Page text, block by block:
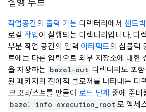
실행 루트
작업공간의 출력 기본 디렉터리에서 샌드
로컬 작업이 실행되는 디렉터리입니다. 디
부분 작업 공간의 입력 아티팩트의 심볼릭
트에는 다른 입력으로 외부 저장소에 대한
을 저장하는 bazel-out 디렉터리도 포
된 패키지의 전이적 클로저를 나타내는 디
크 포리스트를 만들어 로드 단계 중에 준비
bazel info execution_root 로 액세